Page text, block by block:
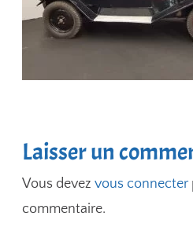
Laisser un
Vous devezvous connecter
commentaire.